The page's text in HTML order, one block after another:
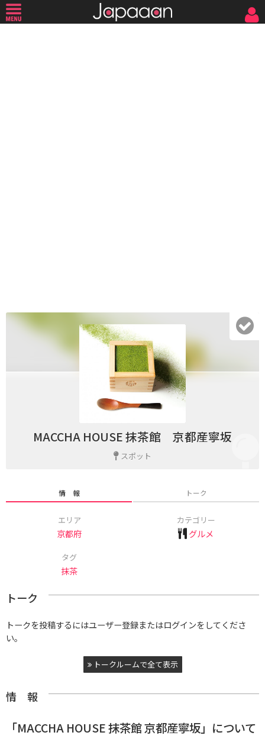
MACCHA HOUSE 抹茶館 京都産寧坂
スポット
情 報 トーク
エリア
京都府
カテゴリー
グルメ
タグ
抹茶
トーク
トークを投稿するにはユーザー登録またはログインをしてくださ
い。
トークルームで全て表示
情 報
「MACCHA HOUSE 抹茶館 京都産寧坂」について